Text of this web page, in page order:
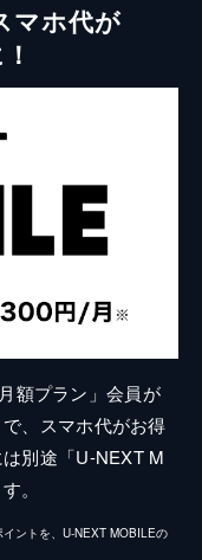
マホ代が
額プラン」会員が
、スマホ代がお得
別途「U-NEXT M
。
ントを、U-NEXT MOBILEの